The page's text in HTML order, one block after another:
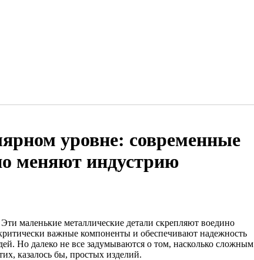
уровне: современные
меняют индустрию
маленькие металлические детали скрепляют воедино
важные компоненты и обеспечивают надежность
Но далеко не все задумываются о том, насколько сложным
казалось бы, простых изделий.